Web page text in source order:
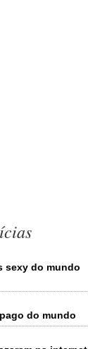
sexy do mundo
do mundo